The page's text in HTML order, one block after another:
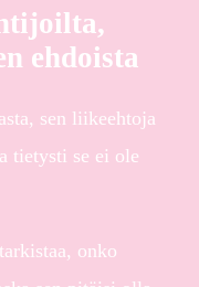
ehdoista
sen liikeehtoja
tietysti se ei ole
onko